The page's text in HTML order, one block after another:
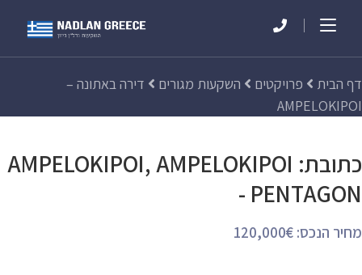
דף הבית פרויקטים השקעות מגורים
דירה באתונה –
AMPELOKIPOI
כתובת: AMPELOKIPOI, AMPELOKIPOI
- PENTAGON
מחיר הנכס: 120,000€